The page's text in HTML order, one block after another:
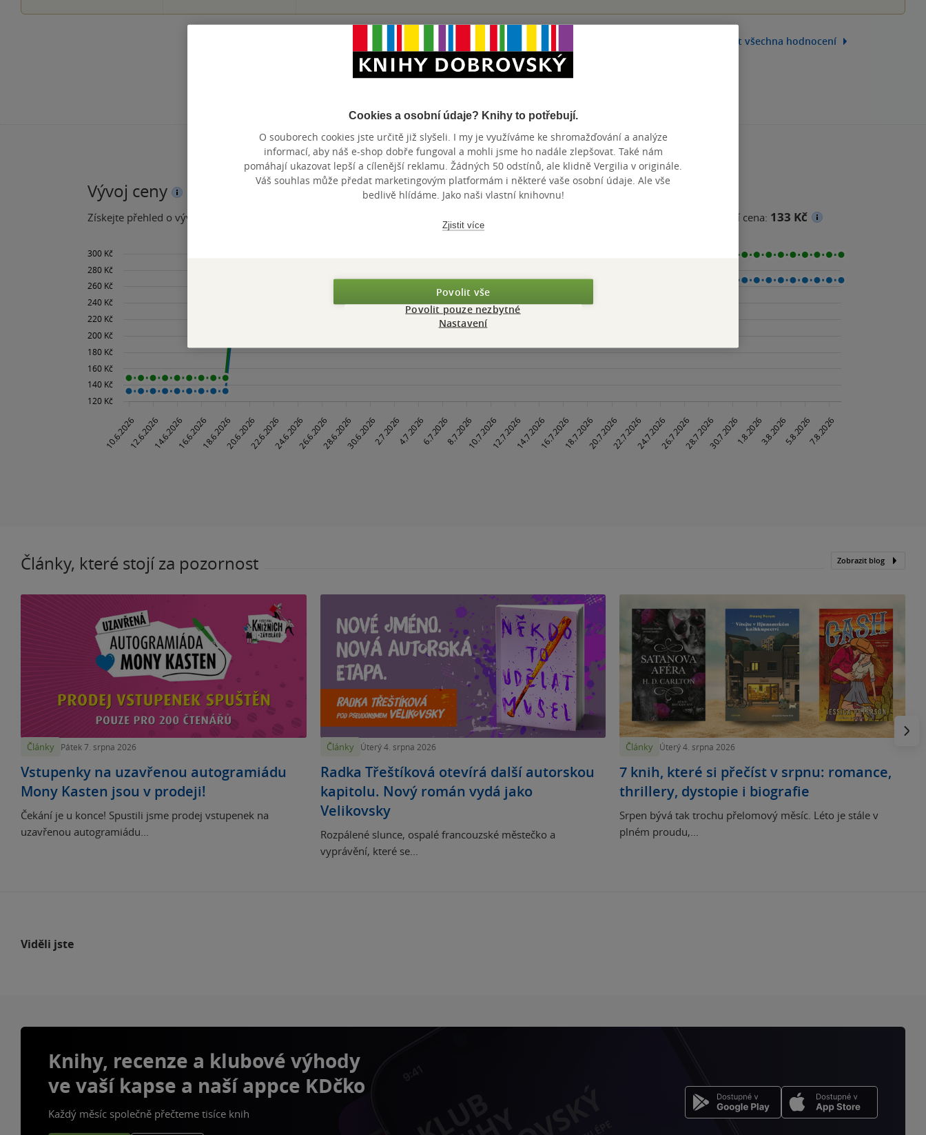
Zobrazit všechna hodnocení
Přidat hodnocení
Vývoj ceny
Získejte přehled o vývoji ceny za posledních 60 dní. Minimální prodejní cena: 133 Kč
Články, které stojí za pozornost Zobrazit blog
Články Pátek 7. srpna 2026
Vstupenky na uzavřenou autogramiádu
Mony Kasten jsou v prodeji!
Čekání je u konce! Spustili jsme prodej vstupenek na
uzavřenou autogramiádu...
Články Úterý 4. srpna 2026
Radka Třeštíková otevírá další autorskou
kapitolu. Nový román vydá jako
Velikovsky
Rozpálené slunce, ospalé francouzské městečko a
vyprávění, které se...
Články Úterý 4. srpna 2026
7 knih, které si přečíst v srpnu: romance,
thrillery, dystopie i biografie
Srpen bývá tak trochu přelomový měsíc. Léto je stále v
plném proudu,...
Viděli jste
Knihy, recenze a klubové výhody
ve vaší kapse a naší appce KDčko
Každý měsíc společně přečteme tisíce knih
Cookies a osobní údaje? Knihy to potřebují.
O souborech cookies jste určitě již slyšeli. I my je využíváme ke shromažďování a analýze
informací, aby náš e-shop dobře fungoval a mohli jsme ho nadále zlepšovat. Také nám
pomáhají ukazovat lepší a cílenější reklamu. Žádných 50 odstínů, ale klidně Vergilia v originále.
Váš souhlas může předat marketingovým platformám i některé vaše osobní údaje. Ale vše
bedlivě hlídáme. Jako naši vlastní knihovnu!
Zjistit více
Povolit vše
Povolit pouze nezbytné
Nastavení